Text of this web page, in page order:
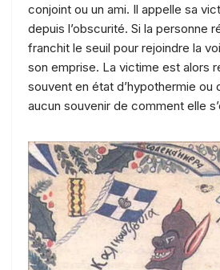
conjoint ou un ami. Il appelle sa
depuis l’obscurité. Si la personne
franchit le seuil pour rejoindre la
son emprise. La victime est alors
souvent en état d’hypothermie ou
aucun souvenir de comment elle